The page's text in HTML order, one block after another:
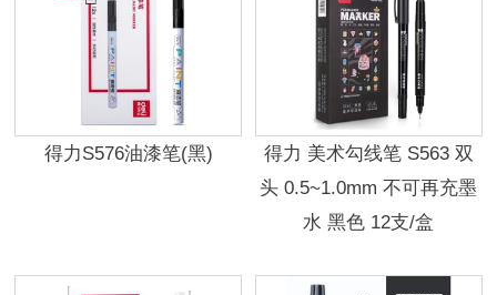
得力S576油漆笔(黑)
得力 美术勾线笔 S563 双
头 0.5~1.0mm 不可再充墨
水 黑色 12支/盒